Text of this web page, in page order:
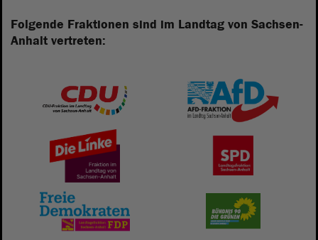
Folgende Fraktionen sind im Landtag von Sachsen-
Anhalt vertreten: